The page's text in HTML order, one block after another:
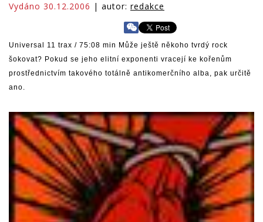
Vydáno 30.12.2006 | autor: redakce
Universal 11 trax / 75:08 min Může ještě někoho tvrdý rock
šokovat? Pokud se jeho elitní exponenti vracejí ke kořenům
prostřednictvím takového totálně antikomerčního alba, pak určitě
ano.